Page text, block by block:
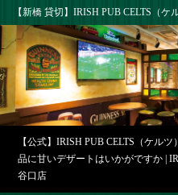
【新橋 貸切】IRISH PUB CELTS（
【公式】IRISH PUB CELTS（ケル
品に甘いデザートはいかがですか |
谷口店